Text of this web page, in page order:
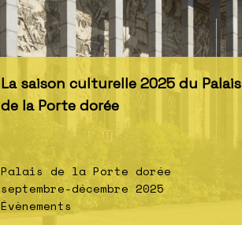
La saison culturelle 2025 du Palais
de la Porte dorée
Palais de la Porte dorée
septembre-décembre 2025
Évènements